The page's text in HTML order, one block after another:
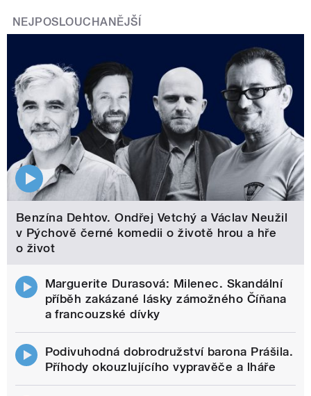
NEJPOSLOUCHANĚJŠÍ
Benzína Dehtov. Ondřej Vetchý a Václav Neužil
v Pýchově černé komedii o životě hrou a hře
o život
Marguerite Durasová: Milenec. Skandální
příběh zakázané lásky zámožného Číňana
a francouzské dívky
Podivuhodná dobrodružství barona Prášila.
Příhody okouzlujícího vypravěče a lháře